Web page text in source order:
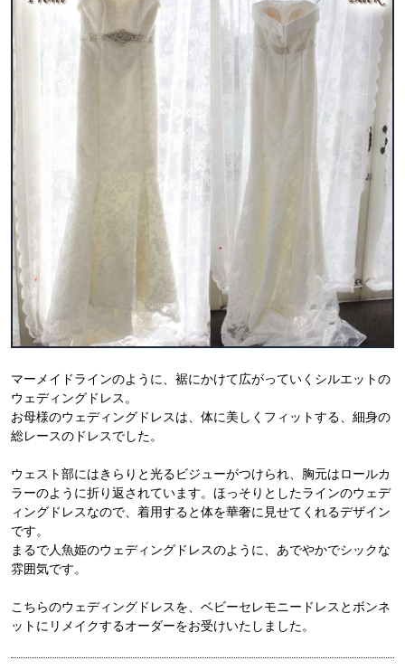
マーメイドラインのように、裾にかけて広がっていくシルエットの
ウェディングドレス。
お母様のウェディングドレスは、体に美しくフィットする、細身の
総レースのドレスでした。
ウェスト部にはきらりと光るビジューがつけられ、胸元はロールカ
ラーのように折り返されています。ほっそりとしたラインのウェデ
ィングドレスなので、着用すると体を華奢に見せてくれるデザイン
です。
まるで人魚姫のウェディングドレスのように、あでやかでシックな
雰囲気です。
こちらのウェディングドレスを、ベビーセレモニードレスとボンネ
ットにリメイクするオーダーをお受けいたしました。